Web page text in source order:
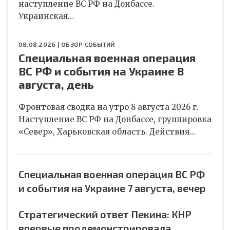
наступление ВС РФ на Донбассе.
Украинская…
08.08.2026 | ОБЗОР СОБЫТИЙ
Специальная военная операция
ВС РФ и события на Украине 8
августа, день
Фронтовая сводка на утро 8 августа 2026 г.
Наступление ВС РФ на Донбассе, группировка
«Север», Харьковская область. Действия…
Специальная военная операция ВС РФ
и события на Украине 7 августа, вечер
Стратегический ответ Пекина: КНР